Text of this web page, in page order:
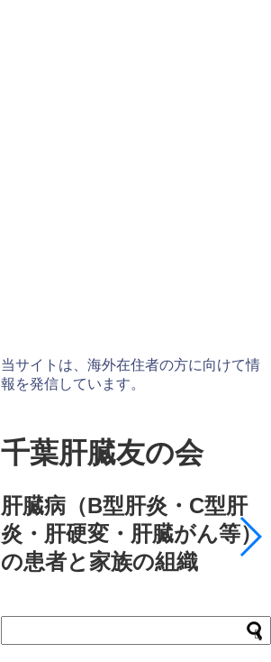
当サイトは、海外在住者の方に向けて情
報を発信しています。
千葉肝臓友の会
肝臓病（B型肝炎・C型肝
炎・肝硬変・肝臓がん等）
の患者と家族の組織